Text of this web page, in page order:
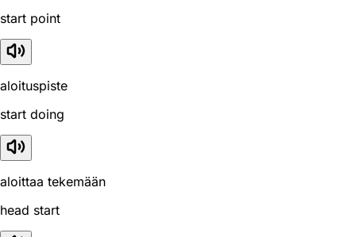
start point
aloituspiste
start doing
aloittaa tekemään
head start